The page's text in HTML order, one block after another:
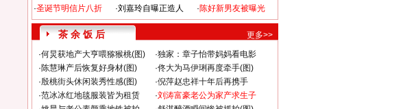
·圣诞节明信片八折
·刘嘉玲自曝正造人
·陈好新男友被曝光
茶 余 饭 后
更多>>
·何炅获地产大亨喂猕猴桃(图) ·独家：章子怡带妈妈看电影
·陈慧琳产后恢复好身材(图) ·佟大为马伊琍再度牵手(图)
·殷桃街头休闲装秀性感(图) ·倪萍赵忠祥十年后再携手
·范冰冰红地毯服装皆为租赁 ·刘涛富豪老公为家产求生子